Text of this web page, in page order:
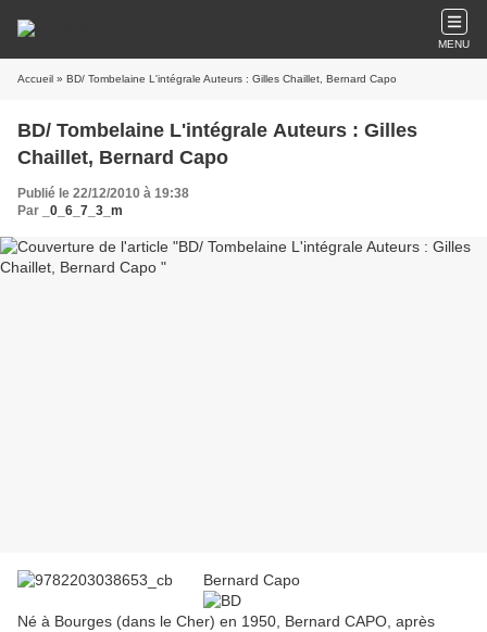
MENU
Accueil » BD/ Tombelaine L'intégrale Auteurs : Gilles Chaillet, Bernard Capo
BD/ Tombelaine L'intégrale Auteurs : Gilles
Chaillet, Bernard Capo
Publié le 22/12/2010 à 19:38
Par
_0_6_7_3_m
Bernard Capo
Né à Bourges (dans le Cher) en 1950, Bernard CAPO, après